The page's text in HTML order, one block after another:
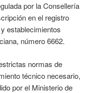
por la Consellería
en el registro
establecimientos
número 6662.
normas de
técnico necesario,
por el Ministerio de